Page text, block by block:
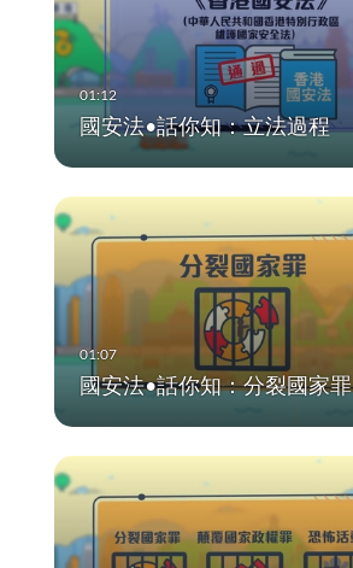
國安法•話你知：立法過程
國安法•話你知：分裂國家罪